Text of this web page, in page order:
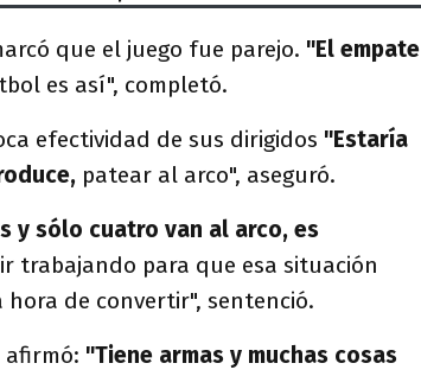
que el juego fue parejo. "El empate
es así", completó.
efectividad de sus dirigidos "Estaría
patear al arco", aseguró.
y sólo cuatro van al arco, es
trabajando para que esa situación
hora de convertir", sentenció.
afirmó: "Tiene armas y muchas cosas